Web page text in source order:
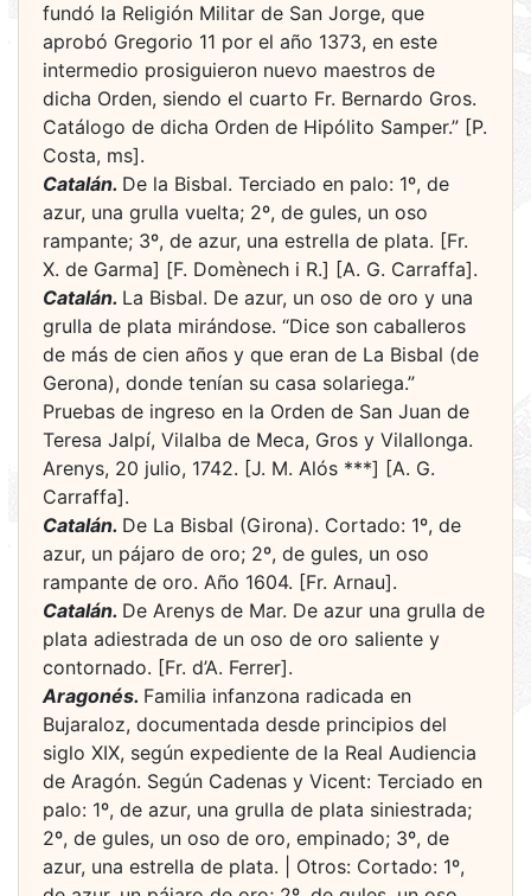
fundó la Religión Militar de San Jorge, que
aprobó Gregorio 11 por el año 1373, en este
intermedio prosiguieron nuevo maestros de
dicha Orden, siendo el cuarto Fr. Bernardo Gros.
Catálogo de dicha Orden de Hipólito Samper.” [P.
Costa, ms].
Catalán. De la Bisbal. Terciado en palo: 1º, de
azur, una grulla vuelta; 2º, de gules, un oso
rampante; 3º, de azur, una estrella de plata. [Fr.
X. de Garma] [F. Domènech i R.] [A. G. Carraffa].
Catalán. La Bisbal. De azur, un oso de oro y una
grulla de plata mirándose. “Dice son caballeros
de más de cien años y que eran de La Bisbal (de
Gerona), donde tenían su casa solariega.”
Pruebas de ingreso en la Orden de San Juan de
Teresa Jalpí, Vilalba de Meca, Gros y Vilallonga.
Arenys, 20 julio, 1742. [J. M. Alós ***] [A. G.
Carraffa].
Catalán. De La Bisbal (Girona). Cortado: 1º, de
azur, un pájaro de oro; 2º, de gules, un oso
rampante de oro. Año 1604. [Fr. Arnau].
Catalán. De Arenys de Mar. De azur una grulla de
plata adiestrada de un oso de oro saliente y
contornado. [Fr. d’A. Ferrer].
Aragonés. Familia infanzona radicada en
Bujaraloz, documentada desde principios del
siglo XIX, según expediente de la Real Audiencia
de Aragón. Según Cadenas y Vicent: Terciado en
palo: 1º, de azur, una grulla de plata siniestrada;
2º, de gules, un oso de oro, empinado; 3º, de
azur, una estrella de plata. | Otros: Cortado: 1º,